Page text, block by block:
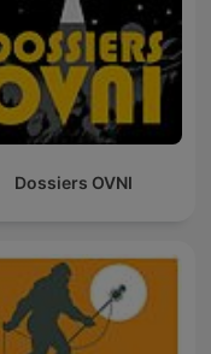
Dossiers OVNI